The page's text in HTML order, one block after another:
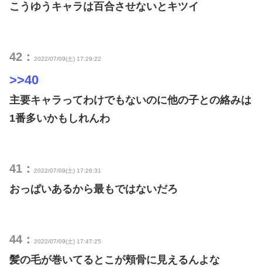
こうゆうキャラは百合させないとキツイ
42： 2022/07/09(土) 17:29:22
>>40
主要キャラってわけでもないのに他の子との絡みは
1番多いかもしれんわ
41： 2022/07/09(土) 17:26:31
おっぱいあるから最もではないだろ
44： 2022/07/09(土) 17:47:25
髪の毛が巻いてるとこが頬骨に見えるんよな